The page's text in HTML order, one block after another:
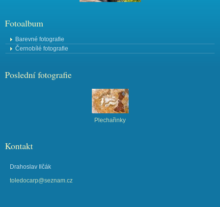
Fotoalbum
Barevné fotografie
Černobílé fotografie
Poslední fotografie
Plechařinky
Kontakt
Drahoslav Ilčák
toledocarp@seznam.cz